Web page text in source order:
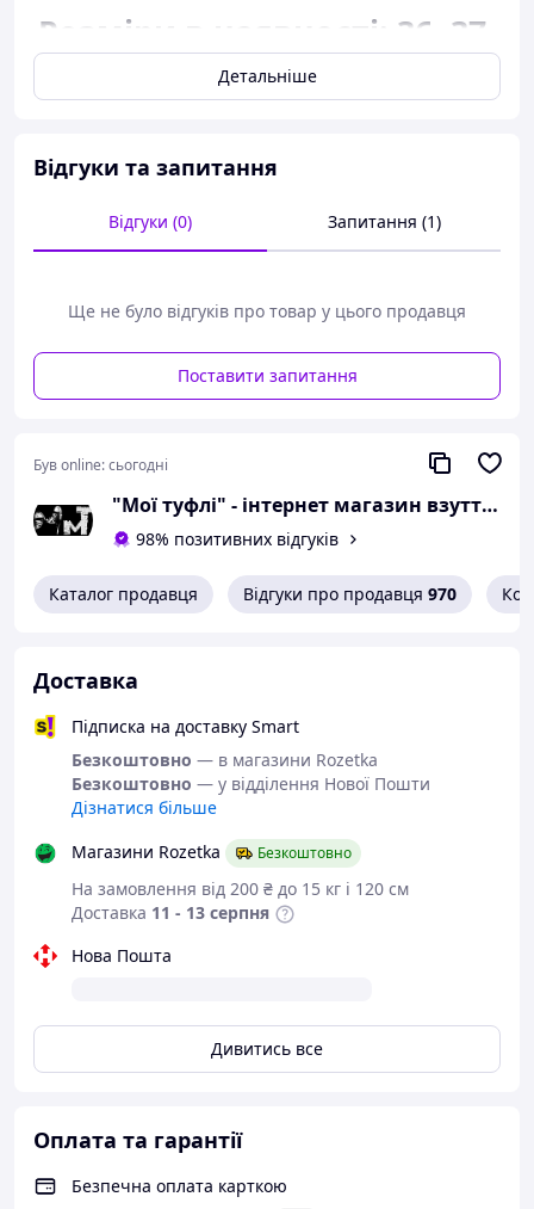
Розміри в наявності: 36, 37,
38, 39, 40, 41, 42.
розмір 36 - 23 сантиметра;
розмір 37 - 24 сантиметра;
розмір 38 - 24,5
сантиметра;
розмір 40 - 26 сантиметрів;
розмір 41 - 26,5
сантиметра;
розмір 42 - 27 сантиметрів.
Можлива похибка вимірювань +/- 2мм.
При оформленні замовлення
необхідний розмір вказуйте в
коментарях.
Вам сподобалася модель
і Ви вирішили купити?
9336271 і уточніть наявність
Або задайте запитання на
simashkevichr@ukr.net
Всі товари магазину -->
Якісне взуття від
українського
виробника
мокасини.
Матеріал середини:
латексна устілка.
Матеріал підошви:піна. Підошва хоч і
Детальніше
Відгуки та запитання
Відгуки (0) Запитання (1)
Ще не було відгуків про товар у цього продавця
Поставити запитання
Був online:сьогодні
"Мої туфлі" - інтернет магазин взуття на всі випадки життя.
98% позитивних відгуків
Каталог продавця Відгуки про продавця 970
Доставка
Підписка на доставку Smart
Безкоштовно — в магазини Rozetka
Безкоштовно — у відділення Нової Пошти
Дізнатися більше
Магазини Rozetka
Безкоштовно
На замовлення від 200 ₴ до 15 кг і 120 см
Доставка 11 - 13 серпня
Нова Пошта
Дивитись все
Оплата та гарантії
Безпечна оплата карткою